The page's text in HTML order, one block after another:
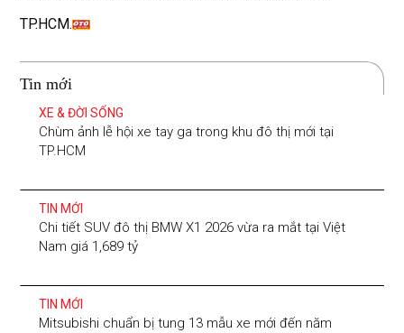
TP.HCM.
Tin mới
XE & ĐỜI SỐNG
Chùm ảnh lễ hội xe tay ga trong khu đô thị mới tại
TP.HCM
TIN MỚI
Chi tiết SUV đô thị BMW X1 2026 vừa ra mắt tại Việt
Nam giá 1,689 tỷ
TIN MỚI
Mitsubishi chuẩn bị tung 13 mẫu xe mới đến năm